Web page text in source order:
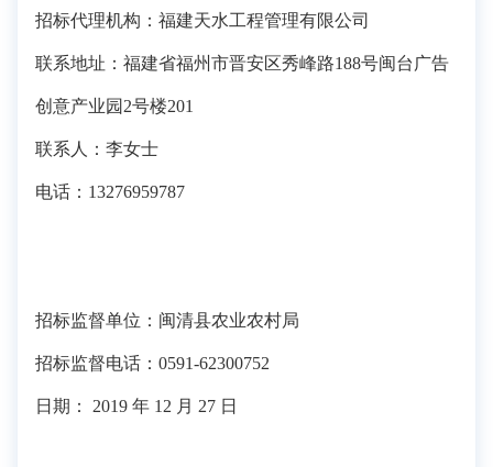
招标代理机构：福建天水工程管理有限公司
联系地址：福建省福州市晋安区秀峰路188号闽台广告
创意产业园2号楼201
联系人：李女士
电话：13276959787
招标监督单位：闽清县农业农村局
招标监督电话：0591-62300752
日期： 2019 年 12 月 27 日